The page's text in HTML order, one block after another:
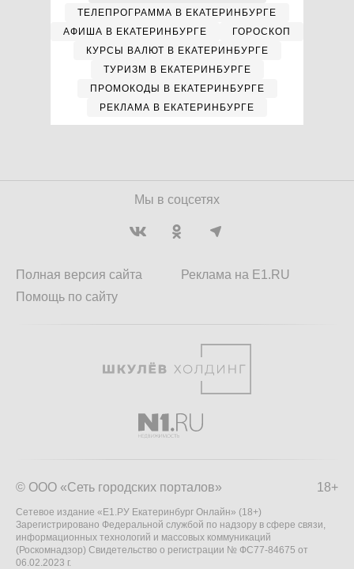
ТЕЛЕПРОГРАММА В ЕКАТЕРИНБУРГЕ
АФИША В ЕКАТЕРИНБУРГЕ
ГОРОСКОП
КУРСЫ ВАЛЮТ В ЕКАТЕРИНБУРГЕ
ТУРИЗМ В ЕКАТЕРИНБУРГЕ
ПРОМОКОДЫ В ЕКАТЕРИНБУРГЕ
РЕКЛАМА В ЕКАТЕРИНБУРГЕ
Мы в соцсетях
Полная версия сайта
Помощь по сайту
Реклама на E1.RU
18+
© ООО «Сеть городских порталов»
Сетевое издание «Е1.РУ Екатеринбург Онлайн» (18+)
Зарегистрировано Федеральной службой по надзору в сфере связи,
информационных технологий и массовых коммуникаций
(Роскомнадзор) Свидетельство о регистрации № ФС77-84675 от
06.02.2023 г.